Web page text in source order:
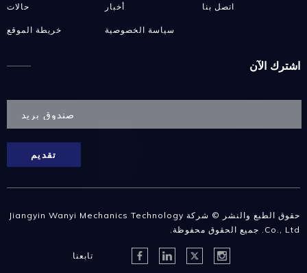
حالات أخبار اتصل بنا
خريطة الموقع سياسة الخصوصية
اشترك الآن
تقديم
حقوق الطبع والنشر © شركة Jiangyin Wanyi Mechanics Technology
Co., Ltd. جميع الحقوق محفوظة.
تابعنا